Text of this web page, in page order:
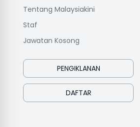
Tentang Malaysiakini
Staf
Jawatan Kosong
PENGIKLANAN
DAFTAR